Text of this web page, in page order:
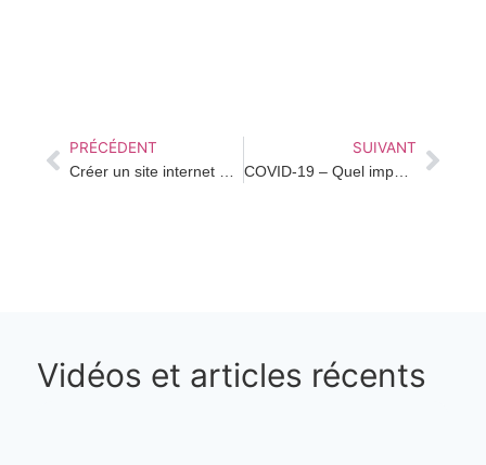
PRÉCÉDENT
Créer un site internet en 2024, pour quoi faire ?
SUIVANT
COVID-19 – Quel impact sur les entrepreneurs, une opportunité marketing digital ?
Vidéos et articles récents